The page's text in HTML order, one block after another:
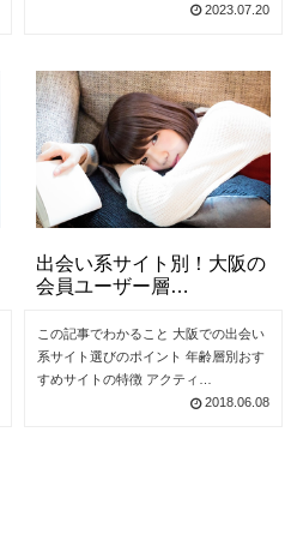
2023.07.20
出会い系サイト別！大阪の
会員ユーザー層…
この記事でわかること 大阪での出会い
系サイト選びのポイント 年齢層別おす
すめサイトの特徴 アクティ…
2018.06.08